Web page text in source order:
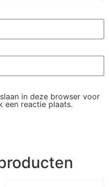
in deze browser voor
een reactie plaats.